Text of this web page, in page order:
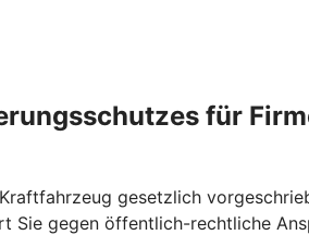
für
gesetzlich
Sie gegen öffentlich-rechtliche